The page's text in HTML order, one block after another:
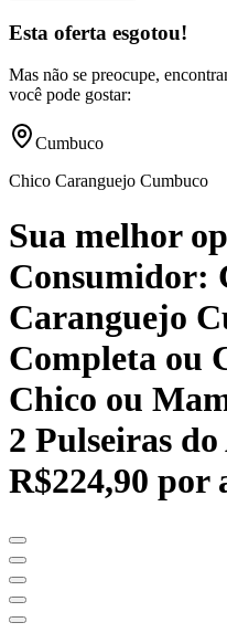
Esta oferta esgotou!
Mas não se preocupe,
você pode gostar:
Cumbuco
Chico Caranguejo Cumbuco
Sua melhor
Consumidor:
Caranguejo
Completa ou
Chico ou
2 Pulseiras
R$224,90 por